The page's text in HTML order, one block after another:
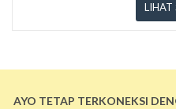
LIHAT
AYO TETAP TERKONEKSI